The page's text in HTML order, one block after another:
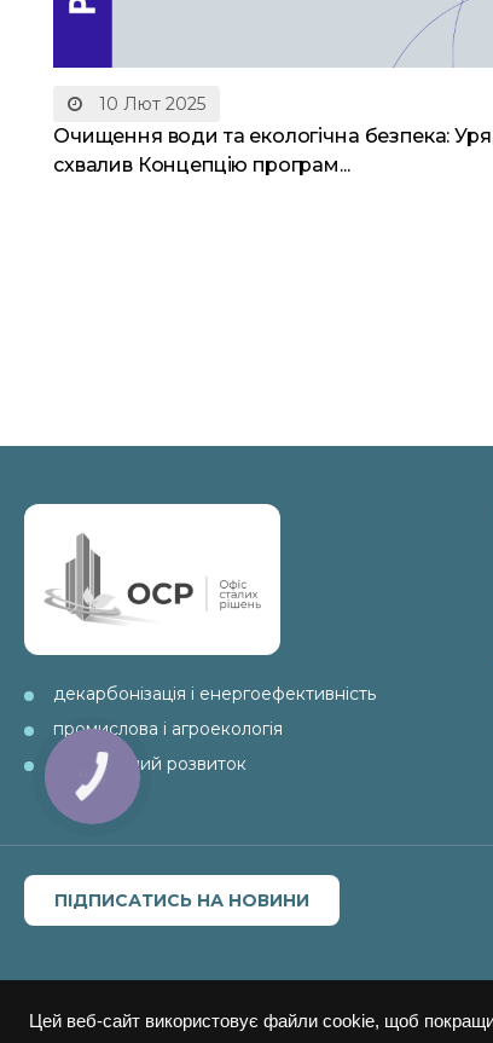
Цей веб-сайт використовує файли cookie, щоб
10 Лют 2025
Очищення води та екологічна безпека:
схвалив Концепцію програм...
декарбонізація і енергоефективність
промислова і агроекологія
ESG і сталий розвиток
ПІДПИСАТИСЬ НА НОВИНИ